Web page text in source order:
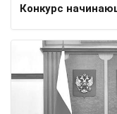
Конкурс